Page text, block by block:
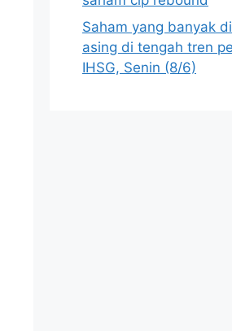
Saham yang banyak
asing di tengah tren
IHSG, Senin (8/6)